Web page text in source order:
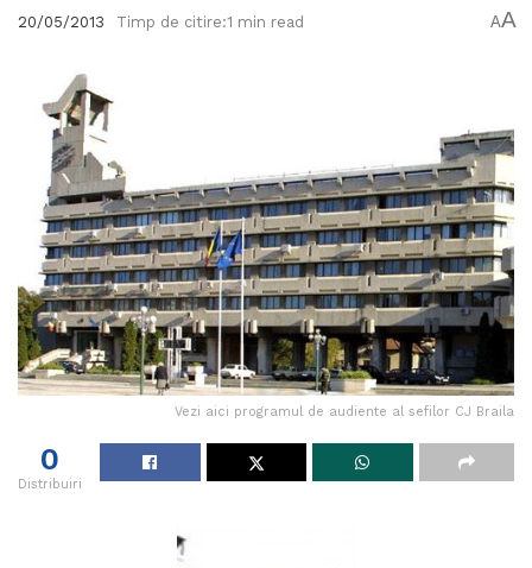
20/05/2013 Timp de citire:1 min read AA
Vezi aici programul de audiente al sefilor CJ Braila
0
Distribuiri